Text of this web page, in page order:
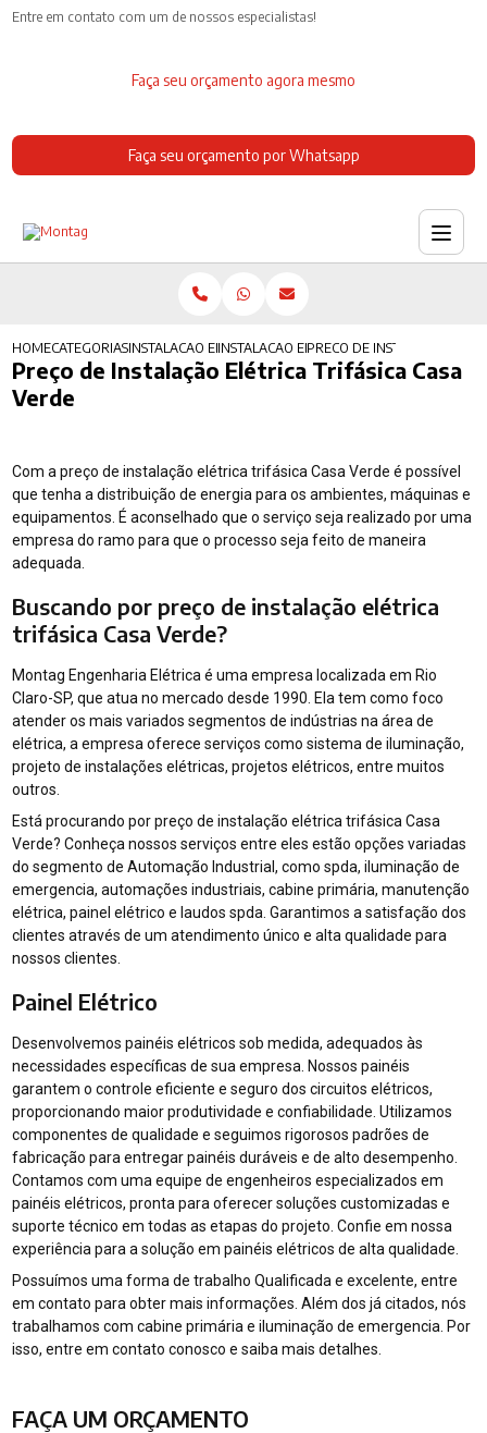
Entre em contato com um de nossos especialistas!
Faça seu orçamento agora mesmo
Faça seu orçamento por Whatsapp
HOMECATEGORIASINSTALACAO ELETRICAINSTALACAO ELETRICA COMPLETA
PRECO DE INSTALACAO
Preço de Instalação Elétrica Trifásica Casa
Verde
Com a preço de instalação elétrica trifásica Casa Verde é possível
que tenha a distribuição de energia para os ambientes, máquinas e
equipamentos. É aconselhado que o serviço seja realizado por uma
empresa do ramo para que o processo seja feito de maneira
adequada.
Buscando por preço de instalação elétrica
trifásica Casa Verde?
Montag Engenharia Elétrica é uma empresa localizada em Rio
Claro-SP, que atua no mercado desde 1990. Ela tem como foco
atender os mais variados segmentos de indústrias na área de
elétrica, a empresa oferece serviços como sistema de iluminação,
projeto de instalações elétricas, projetos elétricos, entre muitos
outros.
Está procurando por preço de instalação elétrica trifásica Casa
Verde? Conheça nossos serviços entre eles estão opções variadas
do segmento de Automação Industrial, como spda, iluminação de
emergencia, automações industriais, cabine primária, manutenção
elétrica, painel elétrico e laudos spda. Garantimos a satisfação dos
clientes através de um atendimento único e alta qualidade para
nossos clientes.
Painel Elétrico
Desenvolvemos painéis elétricos sob medida, adequados às
necessidades específicas de sua empresa. Nossos painéis
garantem o controle eficiente e seguro dos circuitos elétricos,
proporcionando maior produtividade e confiabilidade. Utilizamos
componentes de qualidade e seguimos rigorosos padrões de
fabricação para entregar painéis duráveis e de alto desempenho.
Contamos com uma equipe de engenheiros especializados em
painéis elétricos, pronta para oferecer soluções customizadas e
suporte técnico em todas as etapas do projeto. Confie em nossa
experiência para a solução em painéis elétricos de alta qualidade.
Possuímos uma forma de trabalho Qualificada e excelente, entre
em contato para obter mais informações. Além dos já citados, nós
trabalhamos com cabine primária e iluminação de emergencia. Por
isso, entre em contato conosco e saiba mais detalhes.
FAÇA UM ORÇAMENTO